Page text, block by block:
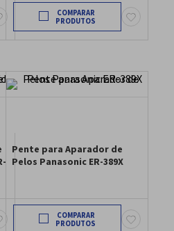
COMPARAR
Pente para Aparador de
Pelos Panasonic ER-389X
COMPARAR